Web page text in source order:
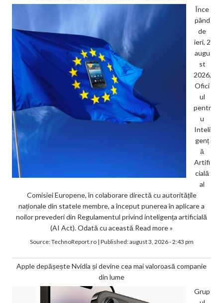
Înce
pând
de
ieri, 2
augu
st
2026,
Ofici
ul
pentr
u
Inteli
genț
ă
Artifi
cială
al
Comisiei Europene, în colaborare directă cu autoritățile
naționale din statele membre, a început punerea în aplicare a
noilor prevederi din Regulamentul privind inteligența artificială
(AI Act). Odată cu această Read more »
Source:TechnoReport.ro| Published:august 3, 2026 - 2:43 pm
Apple depășește Nvidia și devine cea mai valoroasă companie
din lume
Grup